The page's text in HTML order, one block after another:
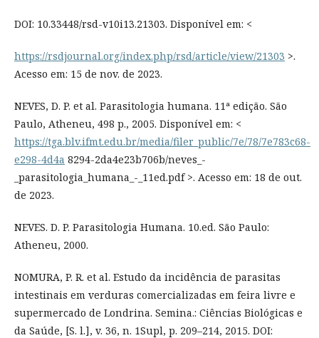
DOI: 10.33448/rsd-v10i13.21303. Disponível em: <
https://rsdjournal.org/index.php/rsd/article/view/21303 >.
Acesso em: 15 de nov. de 2023.
NEVES, D. P. et al. Parasitologia humana. 11ª edição. São
Paulo, Atheneu, 498 p., 2005. Disponível em: <
https://tga.blv.ifmt.edu.br/media/filer_public/7e/78/7e783c68-
e298-4d4a 8294-2da4e23b706b/neves_-
_parasitologia_humana_-_11ed.pdf >. Acesso em: 18 de out.
de 2023.
NEVES. D. P. Parasitologia Humana. 10.ed. São Paulo:
Atheneu, 2000.
NOMURA, P. R. et al. Estudo da incidência de parasitas
intestinais em verduras comercializadas em feira livre e
supermercado de Londrina. Semina.: Ciências Biológicas e
da Saúde, [S. l.], v. 36, n. 1Supl, p. 209–214, 2015. DOI: